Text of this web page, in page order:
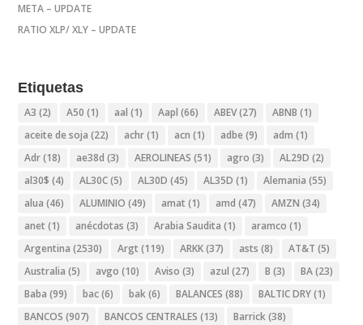
META – UPDATE
RATIO XLP/ XLY – UPDATE
Etiquetas
A3 (2) A50 (1) aal (1) Aapl (66) ABEV(27) ABNB (1)
aceite de soja (22) achr(1) acn (1) adbe (9) adm (1)
Adr(18) ae38d (3) AEROLINEAS (51) agro (3) AL29D (2)
al30$ (4) AL30C(5) AL30D (45) AL35D (1) Alemania (55)
alua (46) ALUMINIO (49) amat (1) amd (47) AMZN (34)
anet (1) anécdotas (3) Arabia Saudita (1) aramco (1)
Argentina (2530) Argt (119) ARKK(37) asts (8) AT&T (5)
Australia (5) avgo (10) Aviso (3) azul (27) B (3) BA(23)
Baba (99) bac(6) bak(6) BALANCES (88) BALTIC DRY(1)
BANCOS (907) BANCOS CENTRALES (13) Barrick(38)